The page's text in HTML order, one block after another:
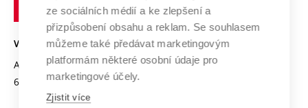
Open Science
Projekty
Projekty ze strukturálních fondů
Specifický výzkum
Mezinárodní dohody
Univerzitní sítě
Podnikavá univerzita / ContriBUTe
Bezpečná univerzita
Vyznamenání
Organizační struktura
VYSOKÉ UČENÍ TECHNICKÉ V BRNĚ
Antonínská 548/1
602 00 Brno
www.vut.cz
vut@vutbr.cz
ze sociálních médií a ke zlepšení a
přizpůsobení obsahu a reklam. Se souhlasem
můžeme také předávat marketingovým
platformám některé osobní údaje pro
marketingové účely.
Zjistit více